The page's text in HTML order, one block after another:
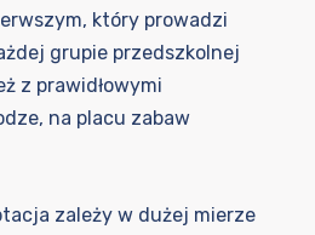
który prowadzi
grupie przedszkolnej
z prawidłowymi
na placu zabaw
zależy w dużej mierze